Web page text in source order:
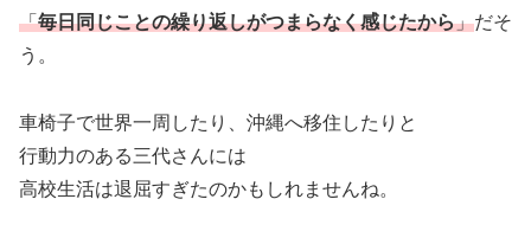
「毎日同じことの繰り返しがつまらなく感じたから」だそ
う。
車椅子で世界一周したり、沖縄へ移住したりと
行動力のある三代さんには
高校生活は退屈すぎたのかもしれませんね。